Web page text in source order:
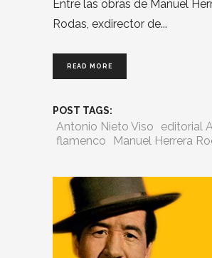
Entre las obras de Manuel
Rodas, exdirector de
READ MORE
POST TAGS:
Antonio Nieto Viso
editorial
flamenco
Manuel Herrera